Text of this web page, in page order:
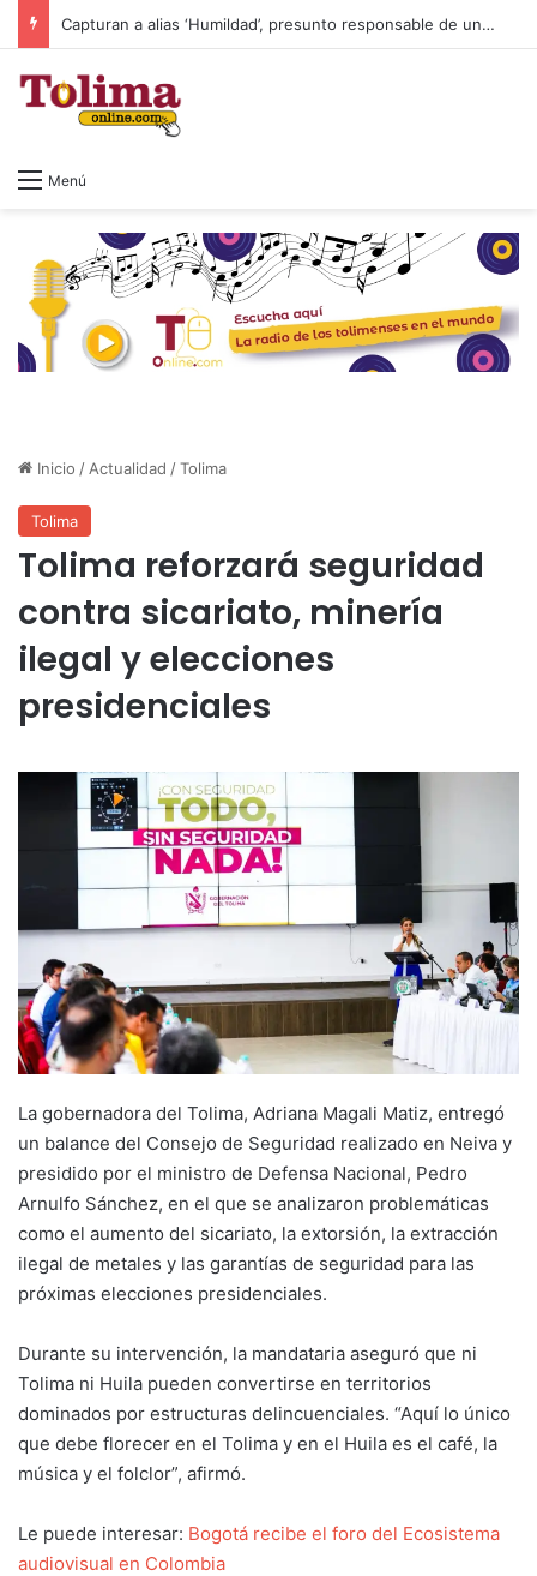
Capturan a alias ‘Humildad’, presunto responsable de un homicidio ocurrido en Ibagué
Menú
Inicio / Actualidad /Tolima
Tolima
Tolima reforzará seguridad
contra sicariato, minería
ilegal y elecciones
presidenciales
La gobernadora del Tolima, Adriana Magali Matiz, entregó
un balance del Consejo de Seguridad realizado en Neiva y
presidido por el ministro de Defensa Nacional, Pedro
Arnulfo Sánchez, en el que se analizaron problemáticas
como el aumento del sicariato, la extorsión, la extracción
ilegal de metales y las garantías de seguridad para las
próximas elecciones presidenciales.
Durante su intervención, la mandataria aseguró que ni
Tolima ni Huila pueden convertirse en territorios
dominados por estructuras delincuenciales. “Aquí lo único
que debe florecer en el Tolima y en el Huila es el café, la
música y el folclor”, afirmó.
Le puede interesar: Bogotá recibe el foro del Ecosistema
audiovisual en Colombia